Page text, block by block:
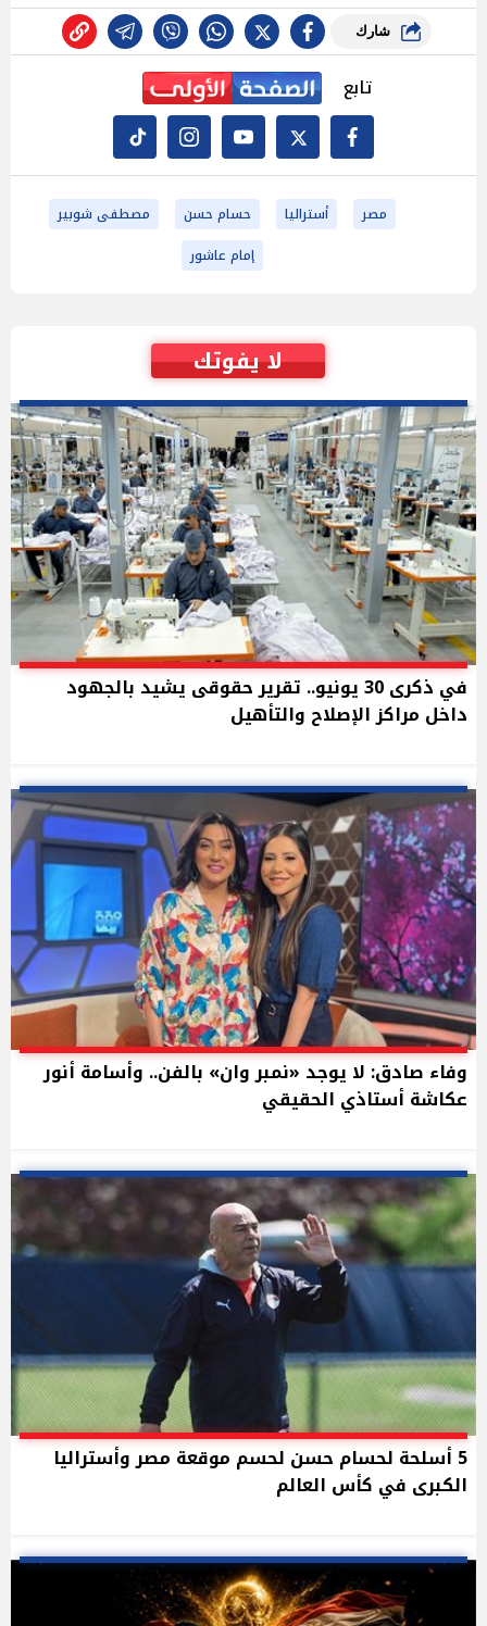
شارك
تابع
مصر أستراليا حسام حسن
مصطفى شوبير
إمام عاشور
لا يفوتك
في ذكرى 30 يونيو.. تقرير حقوقى يشيد بالجهود
داخل مراكز الإصلاح والتأهيل
وفاء صادق: لا يوجد «نمبر وان» بالفن.. وأسامة أنور
عكاشة أستاذي الحقيقي
5 أسلحة لحسام حسن لحسم موقعة مصر وأستراليا
الكبرى في كأس العالم